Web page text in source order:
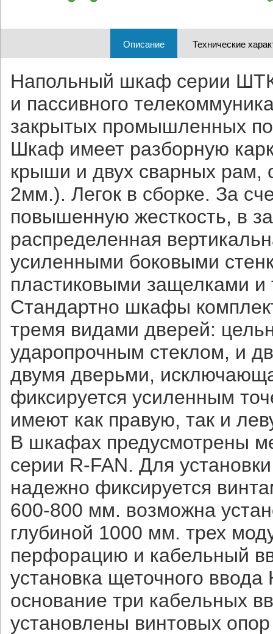
Описание Технические
Напольный шкаф серии
и пассивного
закрытых промышленных
Шкаф имеет разборную
крыши и двух сварных рам,
2мм.). Легок в сборке. За
повышенную жесткость, в
распределенная
усиленными боковыми
пластиковыми защелками
Стандартно шкафы
тремя видами дверей:
ударопрочным стеклом, и
двумя дверьми,
фиксируется усиленным
имеют как правую, так и
В шкафах предусмотрены
серии R-FAN. Для
надежно фиксируется
600-800 мм. возможна
глубиной 1000 мм. трех
перфорацию и кабельный
установка щеточного
основание три кабельных
установлены винтовых